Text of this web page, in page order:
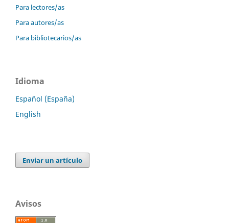
Para lectores/as
Para autores/as
Para bibliotecarios/as
Idioma
Español (España)
English
Enviar un artículo
Avisos